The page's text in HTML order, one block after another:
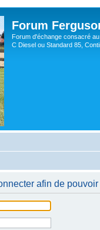
Forum
Forum d'échange consacré
C Diesel ou Standard 85,
afin de